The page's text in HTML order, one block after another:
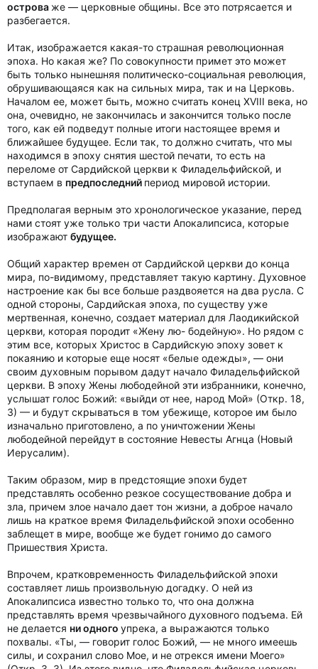
острова же — церковные общины. Все это потрясается и
разбегается.
Итак, изображается какая-то страшная революционная
эпоха. Но какая же? По совокупности примет это может
быть только нынешняя политическо-социальная революция,
обрушивающаяся как на сильных мира, так и на Церковь.
Началом ее, может быть, можно считать конец XVIII века, но
она, очевидно, не закончилась и закончится только после
того, как ей подведут полные итоги настоящее время и
ближайшее будущее. Если так, то должно считать, что мы
находимся в эпоху снятия шестой печати, то есть на
переломе от Сардийской церкви к Филадельфийской, и
вступаем в предпоследний период мировой истории.
Предполагая верным это хронологическое указание, перед
нами стоят уже только три части Апокалипсиса, которые
изображают будущее.
Общий характер времен от Сардийской церкви до конца
мира, по-видимому, представляет такую картину. Духовное
настроение как бы все больше раздвояется на два русла. С
одной стороны, Сардийская эпоха, по существу уже
мертвенная, конечно, создает материал для Лаодикийской
церкви, которая породит «Жену лю- бодейную». Но рядом с
этим все, которых Христос в Сардийскую эпоху зовет к
покаянию и которые еще носят «белые одежды», — они
своим духовным порывом дадут начало Филадельфийской
церкви. В эпоху Жены любодейной эти избранники, конечно,
услышат голос Божий: «выйди от нее, народ Мой» (Откр. 18,
3) — и будут скрываться в том убежище, которое им было
изначально приготовлено, а по уничтожении Жены
любодейной перейдут в состояние Невесты Агнца (Новый
Иерусалим).
Таким образом, мир в предстоящие эпохи будет
представлять особенно резкое сосуществование добра и
зла, причем злое начало дает тон жизни, а доброе начало
лишь на краткое время Филадельфийской эпохи особенно
заблещет в мире, вообще же будет гонимо до самого
Пришествия Христа.
Впрочем, кратковременность Филадельфийской эпохи
составляет лишь произвольную догадку. О ней из
Апокалипсиса известно только то, что она должна
представлять время чрезвычайного духовного подъема. Ей
не делается ни одного упрека, а выражаются только
похвалы. «Ты, — говорит голос Божий, — не много имеешь
силы, и сохранил слово Мое, и не отрекся имени Моего»